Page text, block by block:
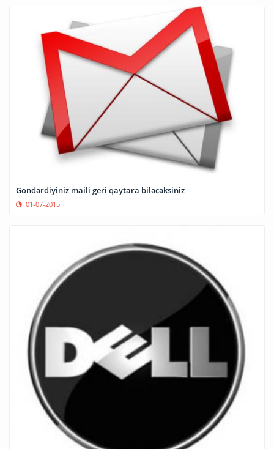
Göndərdiyiniz maili geri qaytara biləcəksiniz
01-07-2015